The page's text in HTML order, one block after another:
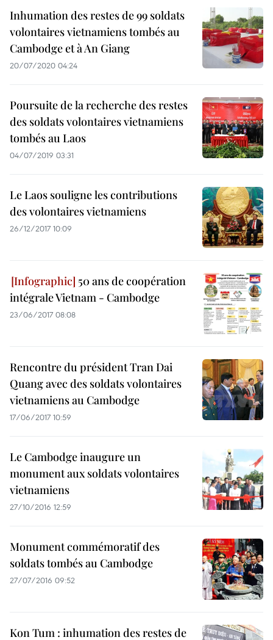
Inhumation des restes de 99 soldats
volontaires vietnamiens tombés au
Cambodge et à An Giang
20/07/2020 04:24
Poursuite de la recherche des restes
des soldats volontaires vietnamiens
tombés au Laos
04/07/2019 03:31
Le Laos souligne les contributions
des volontaires vietnamiens
26/12/2017 10:09
50 ans de coopération
intégrale Vietnam - Cambodge
23/06/2017 08:08
Rencontre du président Tran Dai
Quang avec des soldats volontaires
vietnamiens au Cambodge
17/06/2017 10:59
Le Cambodge inaugure un
monument aux soldats volontaires
vietnamiens
27/10/2016 12:59
Monument commémoratif des
soldats tombés au Cambodge
27/07/2016 09:52
Kon Tum : inhumation des restes de